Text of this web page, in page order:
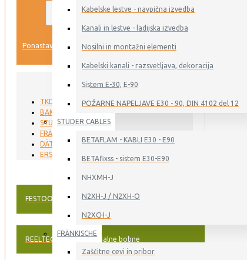
Kabelske lestve - navpična izvedba
Kanali in lestve - ladijska izvedba
Nosilni in montažni elementi
Kabelski kanali - razsvetljava, dekoracija
Sistem E-30, E-90
POŽARNE NAPELJAVE E30 - 90, DIN 4102 del 12
STUDER CABLES
BETAFLAM - KABLI E30 - E90
BETAfixss - sistem E30-E90
NHXMH-J
N2XH-J / N2XH-O
N2XCH-J
FRÄNKISCHE
Zaščitne cevi in pribor
Ponastavi IŠČI
TKD KABEL
BAKS
STUDER CABLES
FRÄNKISCHE
DÄTWYLER
ERSE KABEL
FESTOONTEC® Okrogli kabli za kabelske vozičke
REELTEC®Kabli za navijalne bobne